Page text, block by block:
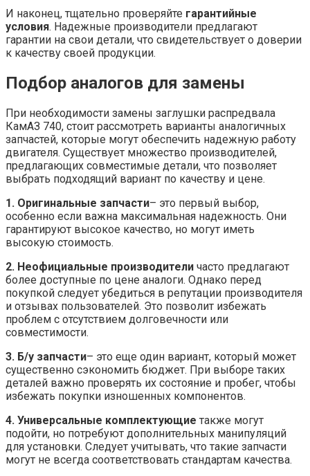
И наконец, тщательно проверяйте гарантийные
условия. Надежные производители предлагают
гарантии на свои детали, что свидетельствует о доверии
к качеству своей продукции.
Подбор аналогов для замены
При необходимости замены заглушки распредвала
КамАЗ 740, стоит рассмотреть варианты аналогичных
запчастей, которые могут обеспечить надежную работу
двигателя. Существует множество производителей,
предлагающих совместимые детали, что позволяет
выбрать подходящий вариант по качеству и цене.
1. Оригинальные запчасти– это первый выбор,
особенно если важна максимальная надежность. Они
гарантируют высокое качество, но могут иметь
высокую стоимость.
2. Неофициальные производители часто предлагают
более доступные по цене аналоги. Однако перед
покупкой следует убедиться в репутации производителя
и отзывах пользователей. Это позволит избежать
проблем с отсутствием долговечности или
совместимости.
3. Б/у запчасти– это еще один вариант, который может
существенно сэкономить бюджет. При выборе таких
деталей важно проверять их состояние и пробег, чтобы
избежать покупки изношенных компонентов.
4. Универсальные комплектующие также могут
подойти, но потребуют дополнительных манипуляций
для установки. Следует учитывать, что такие запчасти
могут не всегда соответствовать стандартам качества.